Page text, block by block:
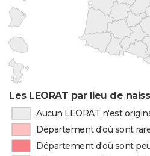
Les LEORAT par lieu de
Aucun LEORAT n'est
Département d'où sont
Département d'où sont